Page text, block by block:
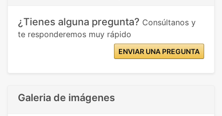
¿Tienes alguna pregunta? Consúltanos y
te responderemos muy rápido
ENVIAR UNA PREGUNTA
Galeria de imágenes